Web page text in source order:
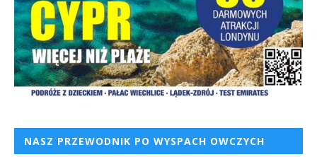
NASZ PRZEWODNIK PO WYSPACH OWCZYCH